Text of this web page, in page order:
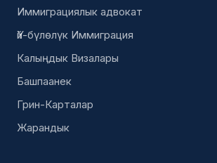
Иммиграциялык адвокат
Үй-бүлөлүк Иммиграция
Калыңдык Визалары
Башпаанек
Грин-Карталар
Жарандык